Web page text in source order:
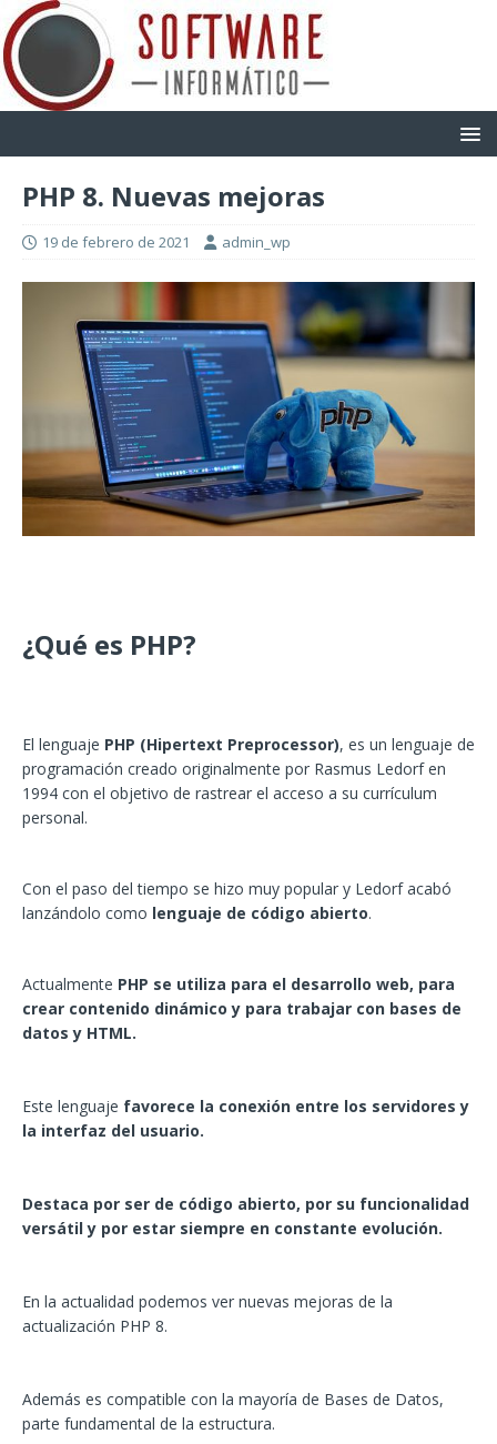
PHP 8. Nuevas mejoras
19 de febrero de 2021 admin_wp
¿Qué es PHP?
El lenguaje PHP (Hipertext Preprocessor), es un lenguaje de
programación creado originalmente por Rasmus Ledorf en
1994 con el objetivo de rastrear el acceso a su currículum
personal.
Con el paso del tiempo se hizo muy popular y Ledorf acabó
lanzándolo como lenguaje de código abierto.
Actualmente PHP se utiliza para el desarrollo web, para
crear contenido dinámico y para trabajar con bases de
datos y HTML.
Este lenguaje favorece la conexión entre los servidores y
la interfaz del usuario.
Destaca por ser de código abierto, por su funcionalidad
versátil y por estar siempre en constante evolución.
En la actualidad podemos ver nuevas mejoras de la
actualización PHP 8.
Además es compatible con la mayoría de Bases de Datos,
parte fundamental de la estructura.